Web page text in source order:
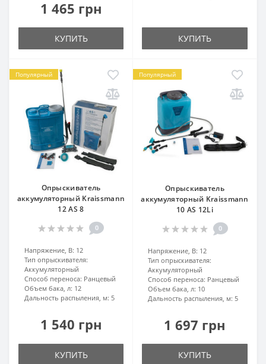
1 465 грн
КУПИТЬ КУПИТЬ
Популярный
Опрыскиватель
аккумуляторный Kraissmann
12 AS 8
0
Напряжение, В: 12
Тип опрыскивателя:
Аккумуляторный
Способ переноса: Ранцевый
Объем бака, л: 12
Дальность распыления, м: 5
1 540 грн
КУПИТЬ
Популярный
Опрыскиватель
аккумуляторный Kraissmann
10 AS 12Li
0
Напряжение, В: 12
Тип опрыскивателя:
Аккумуляторный
Способ переноса: Ранцевый
Объем бака, л: 10
Дальность распыления, м: 5
1 697 грн
КУПИТЬ